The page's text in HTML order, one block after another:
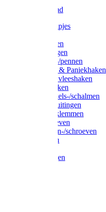
Waslijndraad
Simplexknipjes
Sleutelringen
Gelaste ringen
Borgveren-/pennen
Musketons & Paniekhaken
S-haken & vleeshaken
Karabijnhaken
Noodschakels-/schalmen
Harp-/D-sluitingen
Staaldraadklemmen
Spanschroeven
Ringmoeren-/schroeven
Puntkousen
Aanlegringen